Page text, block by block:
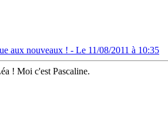
aux nouveaux ! - Le 11/08/2011 à 10:35
! Moi c'est Pascaline.